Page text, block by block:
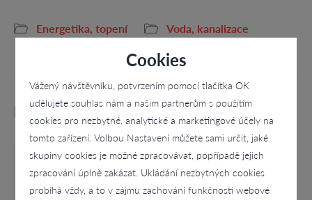
Cookies
Vážený návštěvníku, potvrzením pomocí tlačítka OK
udělujete souhlas nám a našim partnerům s použitím
cookies pro nezbytné, analytické a marketingové účely na
tomto zařízení. Volbou Nastavení můžete sami určit, jaké
skupiny cookies je možné zpracovávat, popřípadě jejich
zpracování úplně zakázat. Ukládání nezbytných cookies
probíhá vždy, a to v zájmu zachování funkčnosti webové
Energetika, topení Voda, kanalizace
Podobné firmy